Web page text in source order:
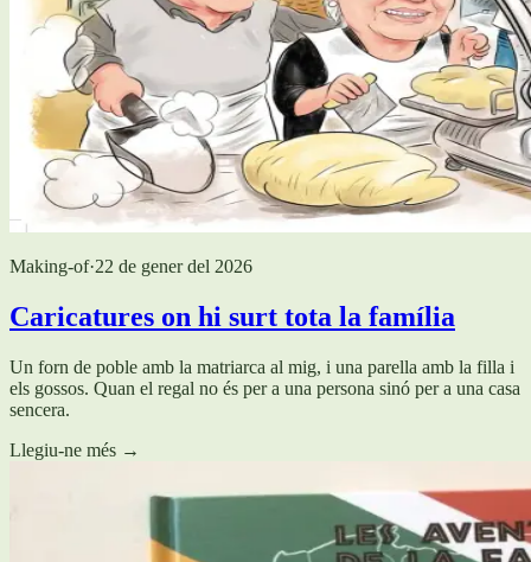
Making-of·22 de gener del 2026
Caricatures on hi surt tota la família
Un forn de poble amb la matriarca al mig, i una parella amb la filla i
els gossos. Quan el regal no és per a una persona sinó per a una casa
sencera.
Llegiu-ne més →